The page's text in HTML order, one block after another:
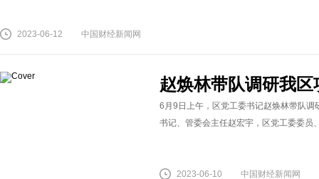
2023-06-12 中国财经新闻网
赵焕林带队调研我
6月9日上午，区党工委书记赵焕林带队
书记、管委会主任赵宏宇，区党工委委员
2023-06-10 中国财经新闻网